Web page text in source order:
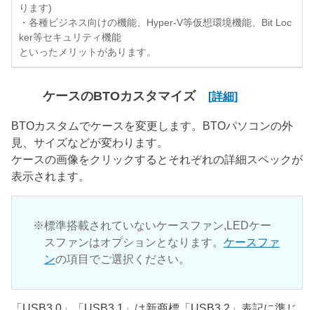
ります)
・各種ビジネス向けの機能、Hyper-V等仮想環境機能、Bit Loc
ker等セキュリティ機能
といったメリットがあります。
ケースのBTOカスタマイズ [詳細]
BTOカスタムでケースを変更します。BTOパソコンの外
見、サイズなどが変わります。
ケースの画像をクリックするとそれぞれの詳細スペックが
表示されます。
標準搭載されていないケースファン,LEDケー
スファンはオプションとなります。 ケースファ
ンの項目でご選択ください。